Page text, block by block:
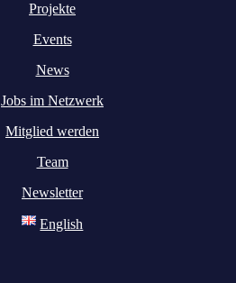
Projekte
Events
News
Jobs im Netzwerk
Mitglied werden
Team
Newsletter
English